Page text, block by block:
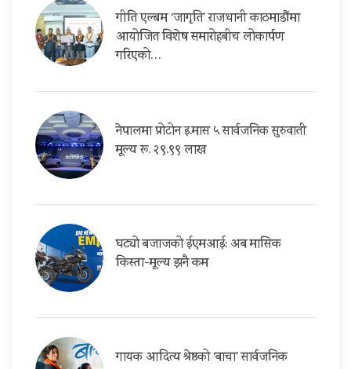
गीति एल्बम ‘जागृति’ राजधानी काठमाडौंमा
आयोजित विशेष समारोहबीच लोकार्पण
गरिएको…
नेपालमा प्रोटोन इ.मास ५ सार्वजनिक सुरुवाती
मूल्य रू. २९.९९ लाख
घट्यो बजाजको ईएमआई: अब मासिक
किस्ता-मूल्य झनै कम
गायक आदित्य श्रेष्ठको ‘बाचा’ सार्वजनिक